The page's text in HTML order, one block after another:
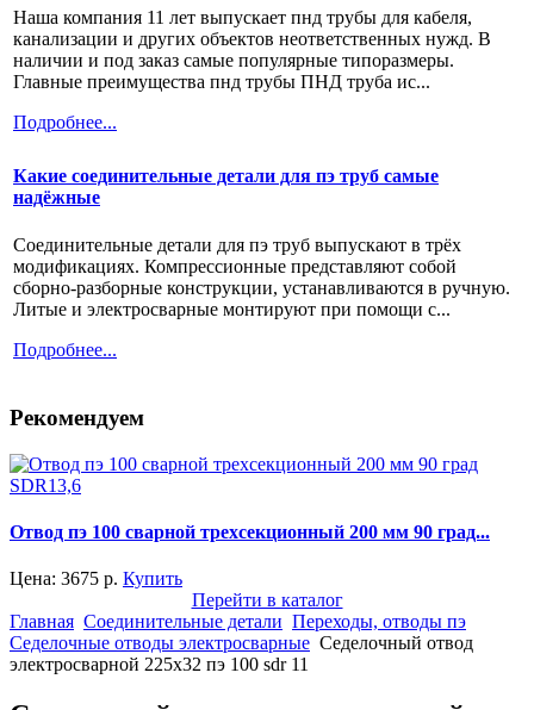
Наша компания 11 лет выпускает пнд трубы для кабеля,
канализации и других объектов неответственных нужд. В
наличии и под заказ самые популярные типоразмеры.
Главные преимущества пнд трубы ПНД труба ис...
Подробнее...
Какие соединительные детали для пэ труб самые
надёжные
Соединительные детали для пэ труб выпускают в трёх
модификациях. Компрессионные представляют собой
сборно-разборные конструкции, устанавливаются в ручную.
Литые и электросварные монтируют при помощи с...
Подробнее...
Рекомендуем
Отвод пэ 100 сварной трехсекционный 200 мм 90 град...
Цена: 3675 р. Купить
Перейти в каталог
Главная Соединительные детали Переходы, отводы пэ
Седелочные отводы электросварные Седелочный отвод
электросварной 225x32 пэ 100 sdr 11